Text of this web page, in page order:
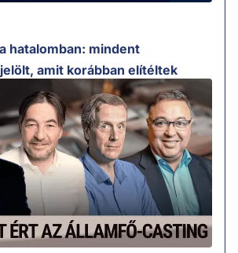
hatalomban: mindent
amit korábban elítéltek